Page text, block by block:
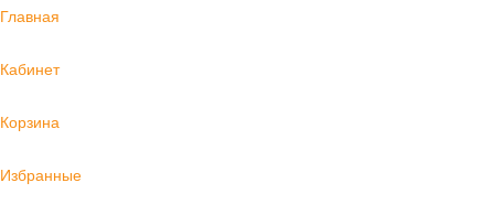
Главная
Кабинет
Корзина
Избранные